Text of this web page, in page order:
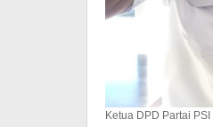
Ketua DPD Partai